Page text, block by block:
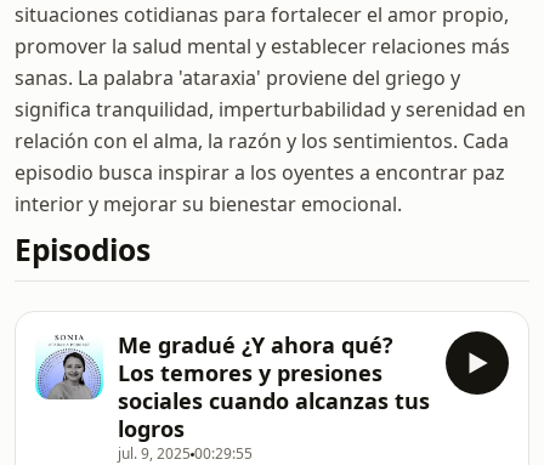
situaciones cotidianas para fortalecer el amor propio,
promover la salud mental y establecer relaciones más
sanas. La palabra 'ataraxia' proviene del griego y
significa tranquilidad, imperturbabilidad y serenidad en
relación con el alma, la razón y los sentimientos. Cada
episodio busca inspirar a los oyentes a encontrar paz
interior y mejorar su bienestar emocional.
Episodios
Me gradué ¿Y ahora qué?
Los temores y presiones
sociales cuando alcanzas tus
logros
jul. 9, 2025 00:29:55